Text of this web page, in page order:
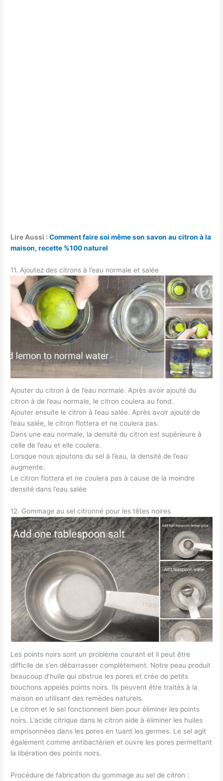
Lire Aussi :Comment faire soi même son savon au citron à la
maison, recette %100 naturel
11. Ajoutez des citrons à l’eau normale et salée
Ajouter du citron à de l’eau normale. Après avoir ajouté du
citron à de l’eau normale, le citron coulera au fond.
Ajouter ensuite le citron à l’eau salée. Après avoir ajouté de
l’eau salée, le citron flottera et ne coulera pas.
Dans une eau normale, la densité du citron est supérieure à
celle de l’eau et elle coulera.
Lorsque nous ajoutons du sel à l’eau, la densité de l’eau
augmente.
Le citron flottera et ne coulera pas à cause de la moindre
densité dans l’eau salée
12. Gommage au sel citronné pour les têtes noires
Les points noirs sont un problème courant et il peut être
difficile de s’en débarrasser complètement. Notre peau produit
beaucoup d’huile qui obstrue les pores et crée de petits
bouchons appelés points noirs. Ils peuvent être traités à la
maison en utilisant des remèdes naturels.
Le citron et le sel fonctionnent bien pour éliminer les points
noirs. L’acide citrique dans le citron aide à éliminer les huiles
emprisonnées dans les pores en tuant les germes. Le sel agit
également comme antibactérien et ouvre les pores permettant
la libération des points noirs.
Procédure de fabrication du gommage au sel de citron :